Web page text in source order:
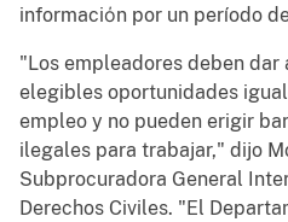
informaciόn por un período
"Los empleadores deben
elegibles oportunidades
empleo y no pueden erigir
ilegales para trabajar," dijo
Subprocuradora General
Derechos Civiles. "El